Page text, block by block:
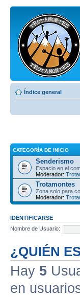
Índice general
CATEGORÍA DE INICIO
Senderismo
Espacio en el
Moderador:
Trotamontes
Zona solo para
Moderador:
IDENTIFICARSE
Nombre de Usuario:
¿QUIÉN
Hay 5
en